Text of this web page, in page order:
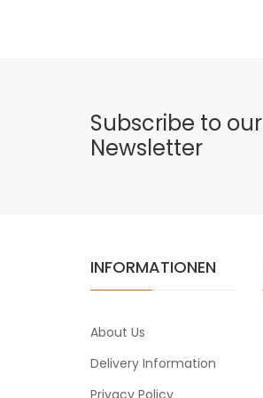
Subscribe to our
Newsletter
INFORMATIONEN
About Us
Delivery Information